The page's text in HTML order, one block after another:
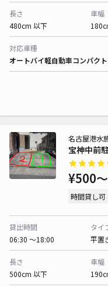
長さ
480cm 以下
車幅
対応車種
オートバイ軽自動車コンパク
宝神中前
名古屋港水
¥500〜
時間貸し可
貸出時間
06:30 〜18:00
タイ
平置
長さ
500cm 以下
車幅